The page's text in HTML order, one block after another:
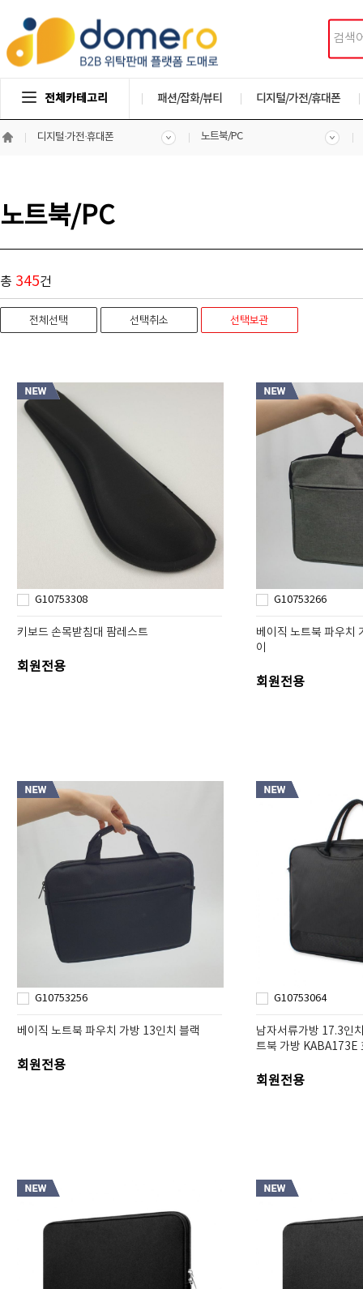
전체카테고리 패션/잡화/뷰티 디지털/가전/휴대폰
디지털·가전·휴대폰 노트북/PC
노트북/PC
총 345건
G10753308
키보드 손목받침대 팜레스트
회원전용
G10753266
베이직 노트북 파우치
이
회원전용
G10753256
베이직 노트북 파우치 가방 13인치 블랙
회원전용
G10753064
남자서류가방 17.3인
트북 가방
회원전용